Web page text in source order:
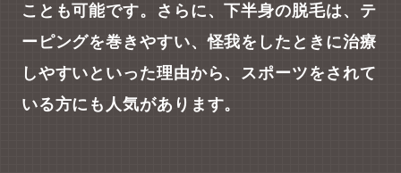
ことも可能です。さらに、下半身の脱毛は、テ
ーピングを巻きやすい、怪我をしたときに治療
しやすいといった理由から、スポーツをされて
いる方にも人気があります。